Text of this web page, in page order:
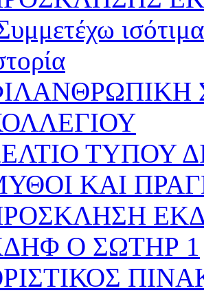
ΤΥΠΟΥ
ΚΑΙ
Ο ΣΩΤΗΡ 1